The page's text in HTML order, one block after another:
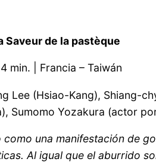
Saveur de la pastèque
min. | Francia – Taiwán
Lee (Hsiao-Kang), Shiang-
Sumomo Yozakura (actor
una manifestación de
Al igual que el aburrido